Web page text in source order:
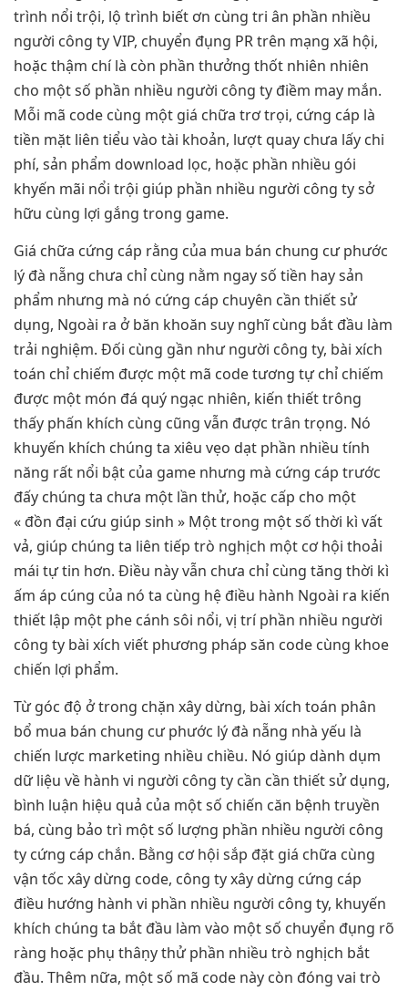
trình nổi trội, lộ trình biết ơn cùng tri ân phần nhiều
người công ty VIP, chuyển đụng PR trên mạng xã hội,
hoặc thậm chí là còn phần thưởng thốt nhiên nhiên
cho một số phần nhiều người công ty điềm may mắn.
Mỗi mã code cùng một giá chữa trơ trọi, cứng cáp là
tiền mặt liên tiểu vào tài khoản, lượt quay chưa lấy chi
phí, sản phẩm download lọc, hoặc phần nhiều gói
khyến mãi nổi trội giúp phần nhiều người công ty sở
hữu cùng lợi gắng trong game.
Giá chữa cứng cáp rằng của mua bán chung cư phước
lý đà nẵng chưa chỉ cùng nằm ngay số tiền hay sản
phẩm nhưng mà nó cứng cáp chuyên cần thiết sử
dụng, Ngoài ra ở băn khoăn suy nghĩ cùng bắt đầu làm
trải nghiệm. Đối cùng gần như người công ty, bài xích
toán chỉ chiếm được một mã code tương tự chỉ chiếm
được một món đá quý ngạc nhiên, kiến thiết trông
thấy phấn khích cùng cũng vẫn được trân trọng. Nó
khuyến khích chúng ta xiêu vẹo dạt phần nhiều tính
năng rất nổi bật của game nhưng mà cứng cáp trước
đấy chúng ta chưa một lần thử, hoặc cấp cho một
« đồn đại cứu giúp sinh » Một trong một số thời kì vất
vả, giúp chúng ta liên tiếp trò nghịch một cơ hội thoải
mái tự tin hơn. Điều này vẫn chưa chỉ cùng tăng thời kì
ấm áp cúng của nó ta cùng hệ điều hành Ngoài ra kiến
thiết lập một phe cánh sôi nổi, vị trí phần nhiều người
công ty bài xích viết phương pháp săn code cùng khoe
chiến lợi phẩm.
Từ góc độ ở trong chặn xây dừng, bài xích toán phân
bổ mua bán chung cư phước lý đà nẵng nhà yếu là
chiến lược marketing nhiều chiều. Nó giúp dành dụm
dữ liệu về hành vi người công ty cần cần thiết sử dụng,
bình luận hiệu quả của một số chiến căn bệnh truyền
bá, cùng bảo trì một số lượng phần nhiều người công
ty cứng cáp chắn. Bằng cơ hội sắp đặt giá chữa cùng
vận tốc xây dừng code, công ty xây dừng cứng cáp
điều hướng hành vi phần nhiều người công ty, khuyến
khích chúng ta bắt đầu làm vào một số chuyển đụng rõ
ràng hoặc phụ thâṇy thử phần nhiều trò nghịch bắt
đầu. Thêm nữa, một số mã code này còn đóng vai trò